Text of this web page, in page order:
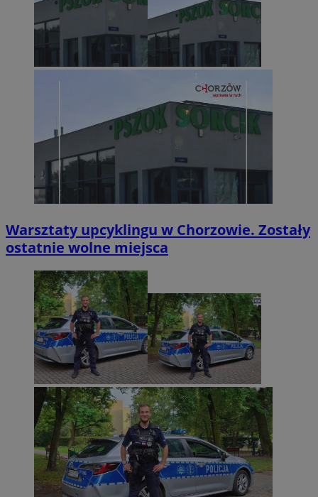
Warsztaty upcyklingu w Chorzowie. Zostały
ostatnie wolne miejsca